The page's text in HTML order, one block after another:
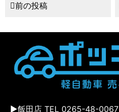
前の投稿
▶飯田店 TEL 0265-48-0067